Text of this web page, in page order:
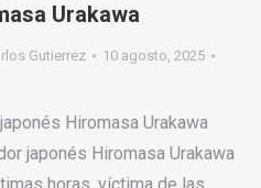
Urakawa
Gutierrez
10 agosto, 2025
Hiromasa Urakawa
japonés Hiromasa Urakawa